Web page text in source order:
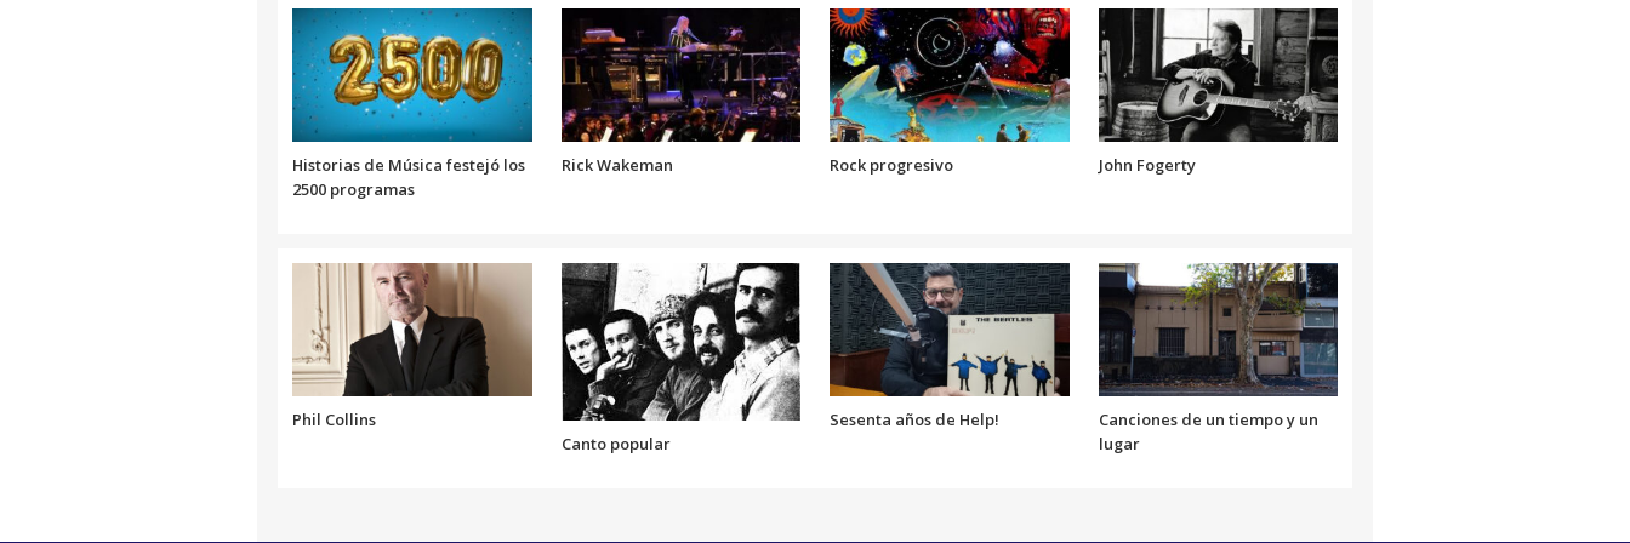
disminuir
el
volumen.
aumentar
o
disminuir
el
volumen.
Historias de Música festejó los
2500 programas
Rick Wakeman Rock progresivo John Fogerty
Phil Collins
Canto popular
Sesenta años de Help!
Canciones de un tiempo y un
lugar